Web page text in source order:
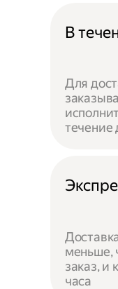
В
Для
течение
меньше,
заказ, и
часа